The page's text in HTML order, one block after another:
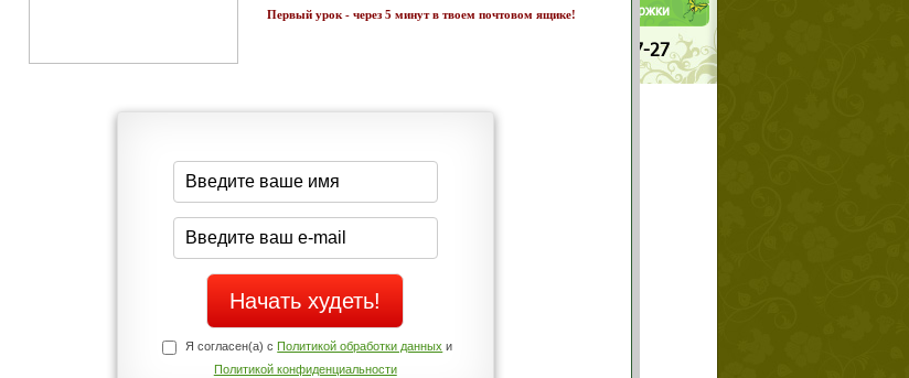
для занятых
система похудения
Как запустить жиросжигание за 7
меню стройности
меню с рецептами
Экспресс-рецепты для худеющих
Экономьте время и Стройнейте Вкусно!
Телефоны службы поддержки
+7 (909) 421-77-27
Первый урок - через 5 минут в твоем почтовом ящике!
Политикой обработки данныхи
Политикой конфиденциальности